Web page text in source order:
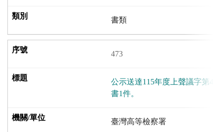
書類
473
公示送達115年度上聲議字第
書1件。
臺灣高等檢察署